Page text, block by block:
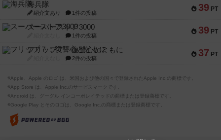
39 PT
海兵隊
紹介文あり 1件の投稿
39 PT
スーパーストア3000
1件の投稿
37 PT
フリップ７：復讐心とともに
2件の投稿
※Apple、Apple のロゴ は、米国および他の国々で登録されたApple Inc.の商標です。
※App Store は、Apple Inc.のサービスマークです。
※Android は、グーグル インコーポレイテッドの商標または登録商標です。
※Google Play とそのロゴは、Google Inc.の商標または登録商標です。